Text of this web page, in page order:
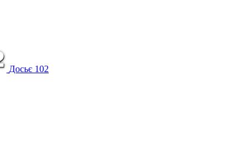
Досьє 102